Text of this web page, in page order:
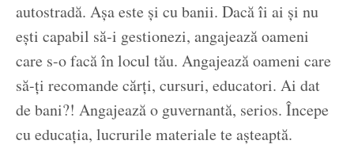
autostradă. Așa este și cu banii. Dacă îi ai și nu
ești capabil să-i gestionezi, angajează oameni
care s-o facă în locul tău. Angajează oameni care
să-ți recomande cărți, cursuri, educatori. Ai dat
de bani?! Angajează o guvernantă, serios. Începe
cu educația, lucrurile materiale te așteaptă.